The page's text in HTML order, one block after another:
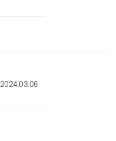
2024.03.06